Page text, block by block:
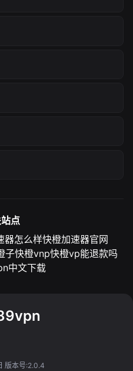
点
器怎么样快橙加速器官网
子快橙vnp快橙vp能退款吗
中文下载
版本号:2.0.4